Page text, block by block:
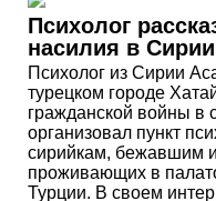
Психолог
насилия в Сирии
Психолог из Сирии
турецком городе
гражданской войны в
организовал пункт
сирийкам, бежавшим
проживающих в
Турции. В своем